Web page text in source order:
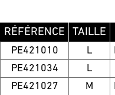
RÉFÉRENCE TAILLE
PE421010 L
PE421034
L
PE421027
M